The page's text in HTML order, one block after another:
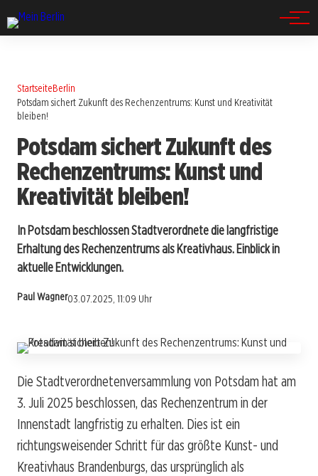
StartseiteBerlin
Potsdam sichert Zukunft des Rechenzentrums: Kunst und Kreativität
bleiben!
Potsdam sichert Zukunft des
Rechenzentrums: Kunst und
Kreativität bleiben!
In Potsdam beschlossen Stadtverordnete die langfristige
Erhaltung des Rechenzentrums als Kreativhaus. Einblick in
aktuelle Entwicklungen.
Paul Wagner03.07.2025, 11:09 Uhr
Die Stadtverordnetenversammlung von Potsdam hat am
3. Juli 2025 beschlossen, das Rechenzentrum in der
Innenstadt langfristig zu erhalten. Dies ist ein
richtungsweisender Schritt für das größte Kunst- und
Kreativhaus Brandenburgs, das ursprünglich als